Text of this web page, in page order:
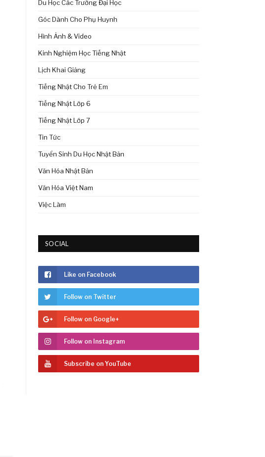
Du Học Các Trường Đại Học
Góc Dành Cho Phụ Huynh
Hình Ảnh & Video
Kinh Nghiệm Học Tiếng Nhật
Lịch Khai Giảng
Tiếng Nhật Cho Trẻ Em
Tiếng Nhật Lớp 6
Tiếng Nhật Lớp 7
Tin Tức
Tuyển Sinh Du Học Nhật Bản
Văn Hóa Nhật Bản
Văn Hóa Việt Nam
Việc Làm
SOCIAL
Like on Facebook
Follow on Twitter
Follow on Google+
Follow on Instagram
Subscribe on YouTube